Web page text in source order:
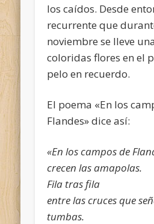
los caídos. Desde
recurrente que
noviembre se lleve
coloridas flores en el
pelo en recuerdo.
El poema «En los
Flandes» dice así:
«En los campos de
crecen las amapolas.
Fila tras fila
entre las cruces que
tumbas.